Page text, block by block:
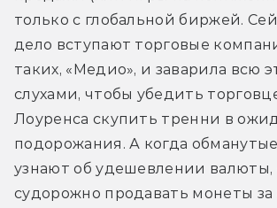
только с глобальной биржей.
дело вступают торговые
таких, «Медио», и заварила всю
слухами, чтобы убедить
Лоуренса скупить тренни в
подорожания. А когда
узнают об удешевлении валюты,
судорожно продавать монеты за